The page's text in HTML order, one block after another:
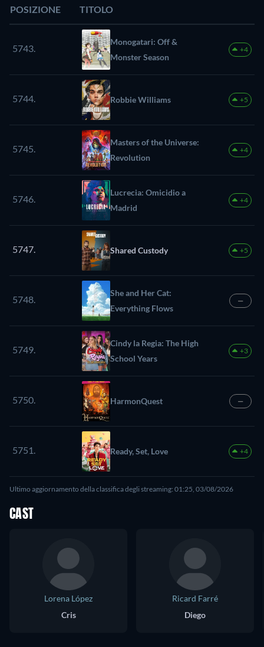
POSIZIONE TITOLO
5743.
Monogatari: Off &
Monster Season
+4
5744. Robbie Williams +5
5745.
Masters of the Universe:
Revolution
+4
5746.
Lucrecia: Omicidio a
Madrid
+4
5747. Shared Custody +5
5748.
She and Her Cat:
Everything Flows
—
5749.
Cindy la Regia: The High
School Years
+3
5750. HarmonQuest —
5751. Ready, Set, Love +4
Ultimo aggiornamento della classifica degli streaming: 01:25, 03/08/2026
CAST
Lorena López
Cris
Ricard Farré
Diego